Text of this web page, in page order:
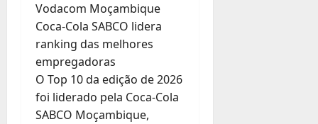
Vodacom Moçambique
Coca-Cola SABCO lidera
ranking das melhores
empregadoras
O Top 10 da edição de 2026
foi liderado pela Coca-Cola
SABCO Moçambique,